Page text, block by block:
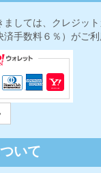
ましては、クレジッ
手数料６％）がご利
いて